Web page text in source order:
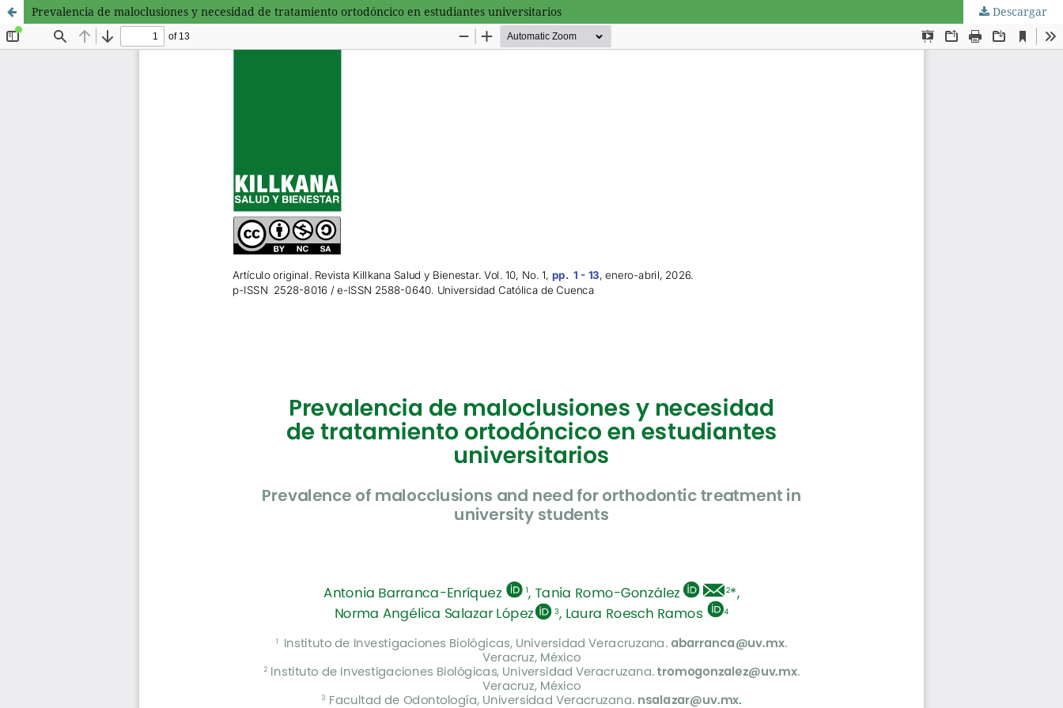
Prevalencia de maloclusiones y necesidad de tratamiento ortodóncico en estudiantes universitarios Descargar